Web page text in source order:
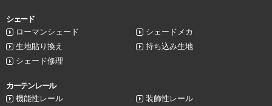
シェード
ローマンシェード
シェードメカ
生地貼り換え
持ち込み生地
シェード修理
カーテンレール
機能性レール
装飾性レール